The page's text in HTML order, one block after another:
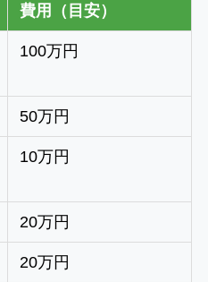
費用（目安）
100万円
50万円
10万円
20万円
20万円